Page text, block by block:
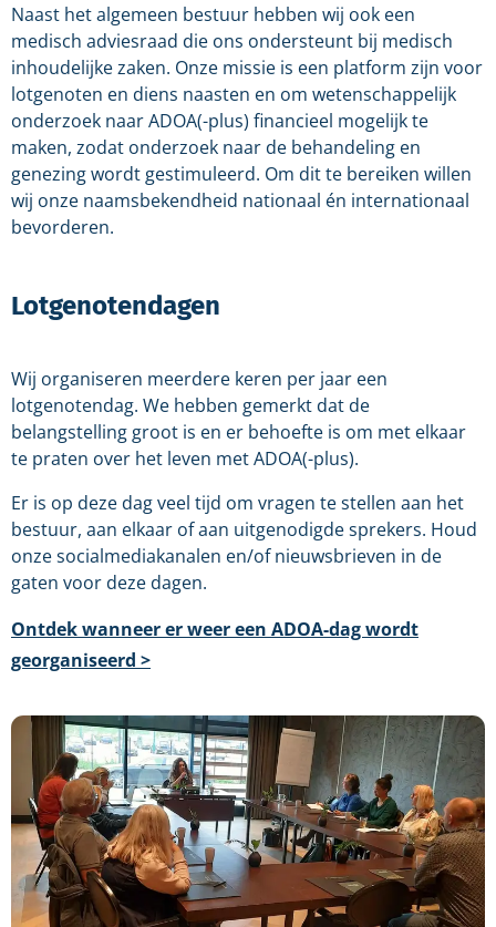
Naast het algemeen bestuur hebben wij ook een
medisch adviesraad die ons ondersteunt bij medisch
inhoudelijke zaken. Onze missie is een platform zijn voor
lotgenoten en diens naasten en om wetenschappelijk
onderzoek naar ADOA(-plus) financieel mogelijk te
maken, zodat onderzoek naar de behandeling en
genezing wordt gestimuleerd. Om dit te bereiken willen
wij onze naamsbekendheid nationaal én internationaal
bevorderen.
Lotgenotendagen
Wij organiseren meerdere keren per jaar een
lotgenotendag. We hebben gemerkt dat de
belangstelling groot is en er behoefte is om met elkaar
te praten over het leven met ADOA(-plus).
Er is op deze dag veel tijd om vragen te stellen aan het
bestuur, aan elkaar of aan uitgenodigde sprekers. Houd
onze socialmediakanalen en/of nieuwsbrieven in de
gaten voor deze dagen.
Ontdek wanneer er weer een ADOA-dag wordt
georganiseerd >